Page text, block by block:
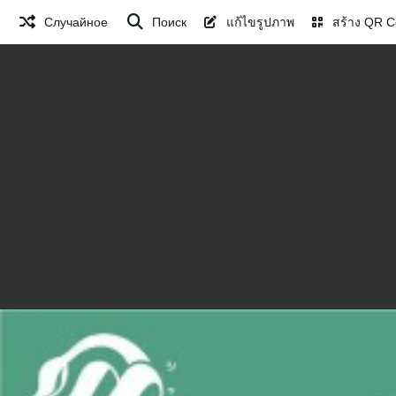
Случайное Поиск แก้ไขรูปภาพ สร้าง QR